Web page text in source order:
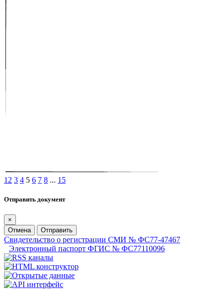
1 2 3 4 5 6 7 8 ... 15
Отправить документ
×
Отмена
Отправить
Свидетельство о регистрации СМИ № ФС77-47467
Электронный паспорт ФГИС № ФС77110096